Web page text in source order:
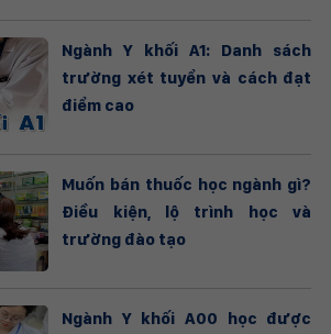
Ngành Y khối A1: Danh sách
trường xét tuyển và cách đạt
điểm cao
Muốn bán thuốc học ngành gì?
Điều kiện, lộ trình học và
trường đào tạo
Ngành Y khối A00 học được